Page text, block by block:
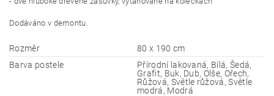
Dodáváno v demontu.
Rozměr
80 x 190 cm
Barva postele
Přírodní lakovaná, Bílá, Šedá,
Grafit, Buk, Dub, Olše, Ořech,
Růžová, Světle růžová, Světle
modrá, Modrá